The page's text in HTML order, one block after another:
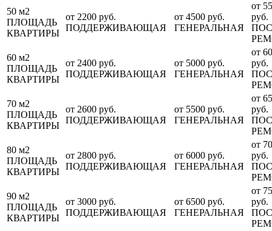
50 м2
ПЛОЩАДЬ
КВАРТИРЫ
от 2200 руб.
ПОДДЕРЖИВАЮЩАЯ
от 4500 руб.
ГЕНЕРАЛЬНАЯ
от
руб.
60 м2
ПЛОЩАДЬ
КВАРТИРЫ
от 2400 руб.
ПОДДЕРЖИВАЮЩАЯ
от 5000 руб.
ГЕНЕРАЛЬНАЯ
от
руб.
70 м2
ПЛОЩАДЬ
КВАРТИРЫ
от 2600 руб.
ПОДДЕРЖИВАЮЩАЯ
от 5500 руб.
ГЕНЕРАЛЬНАЯ
от
руб.
80 м2
ПЛОЩАДЬ
КВАРТИРЫ
от 2800 руб.
ПОДДЕРЖИВАЮЩАЯ
от 6000 руб.
ГЕНЕРАЛЬНАЯ
от
руб.
90 м2
ПЛОЩАДЬ
КВАРТИРЫ
от 3000 руб.
ПОДДЕРЖИВАЮЩАЯ
от 6500 руб.
ГЕНЕРАЛЬНАЯ
от
руб.